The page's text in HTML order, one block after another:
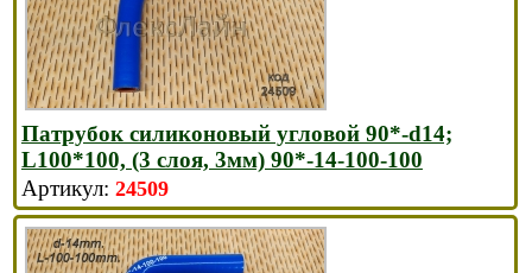
Патрубок силиконовый угловой 90*-d14;
L100*100, (3 слоя, 3мм) 90*-14-100-100
24509